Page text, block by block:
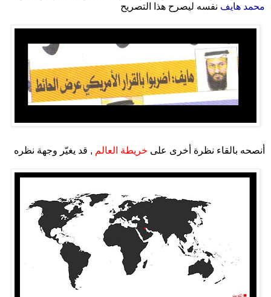
محمد هايف نفسه ليصرح هذا التصريح
أنصحه بالقاء نظرة أخرى على خريطة العالم , قد يغيّر وجهة نظره